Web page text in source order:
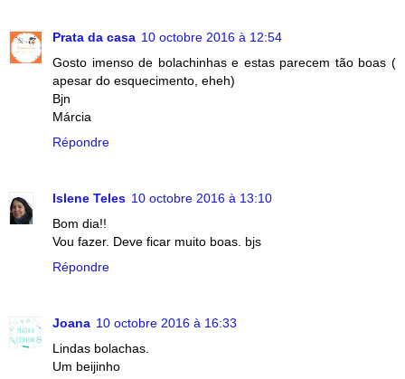
Prata da casa 10 octobre 2016 à 12:54
Gosto imenso de bolachinhas e estas parecem tão boas (
apesar do esquecimento, eheh)
Bjn
Márcia
Répondre
Islene Teles 10 octobre 2016 à 13:10
Bom dia!!
Vou fazer. Deve ficar muito boas. bjs
Répondre
Joana 10 octobre 2016 à 16:33
Lindas bolachas.
Um beijinho